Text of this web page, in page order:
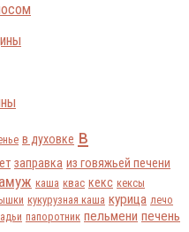
в духовке в
заправка из говяжьей печени
каша квас кекс кексы
кукурузная каша курица лечо
папоротник пельмени печень